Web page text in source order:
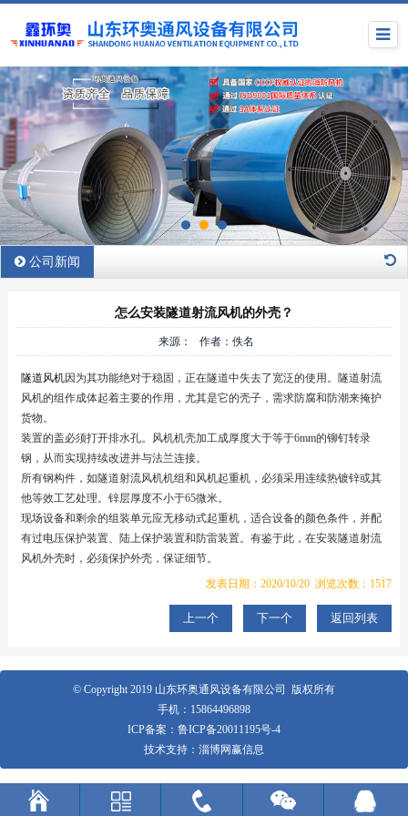
公司新闻
怎么安装隧道射流风机的外壳？
来源： 作者：佚名
隧道风机因为其功能绝对于稳固，正在隧道中失去了宽泛的使用。隧道射流
风机的组作成体起着主要的作用，尤其是它的壳子，需求防腐和防潮来掩护
货物。
装置的盖必须打开排水孔。风机机壳加工成厚度大于等于6mm的铆钉转录
钢，从而实现持续改进并与法兰连接。
所有钢构件，如隧道射流风机机组和风机起重机，必须采用连续热镀锌或其
他等效工艺处理。锌层厚度不小于65微米。
现场设备和剩余的组装单元应无移动式起重机，适合设备的颜色条件，并配
有过电压保护装置、陆上保护装置和防雷装置。有鉴于此，在安装隧道射流
风机外壳时，必须保护外壳，保证细节。
发表日期：2020/10/20 浏览次数：1517
上一个 下一个 返回列表
© Copyright 2019 山东环奥通风设备有限公司 版权所有
手机： 15864496898
ICP备案： 鲁ICP备20011195号-4
技术支持： 淄博网赢信息